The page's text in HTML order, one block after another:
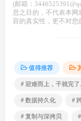
(邮箱：
息之目的，不代表本
容的真实性，更不对您
值得推荐
# 迎难而上，干就完了
# 数据持久化 #
# 复制与深拷贝